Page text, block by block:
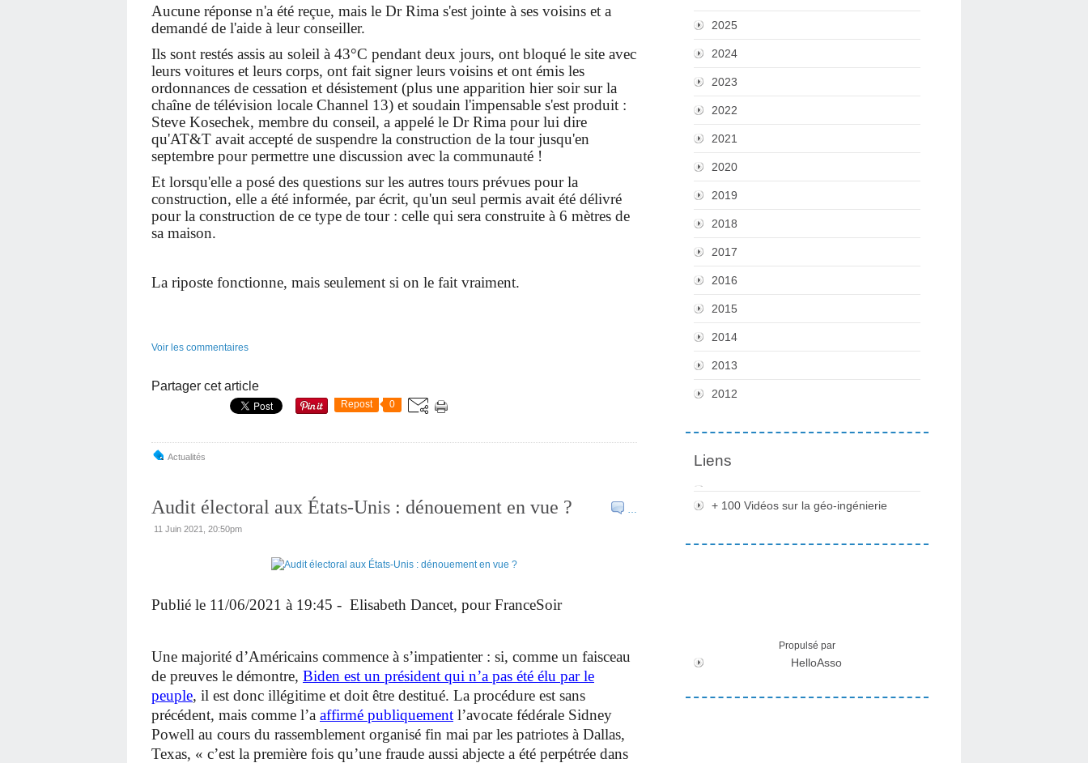
Aucune réponse n'a été reçue, mais le Dr Rima s'est jointe à ses voisins et a
demandé de l'aide à leur conseiller.
Ils sont restés assis au soleil à 43°C pendant deux jours, ont bloqué le site avec
leurs voitures et leurs corps, ont fait signer leurs voisins et ont émis les
ordonnances de cessation et désistement (plus une apparition hier soir sur la
chaîne de télévision locale Channel 13) et soudain l'impensable s'est produit :
Steve Kosechek, membre du conseil, a appelé le Dr Rima pour lui dire
qu'AT&T avait accepté de suspendre la construction de la tour jusqu'en
septembre pour permettre une discussion avec la communauté !
Et lorsqu'elle a posé des questions sur les autres tours prévues pour la
construction, elle a été informée, par écrit, qu'un seul permis avait été délivré
pour la construction de ce type de tour : celle qui sera construite à 6 mètres de
sa maison.
La riposte fonctionne, mais seulement si on le fait vraiment.
Voir les commentaires
Partager cet article
Repost 0
Actualités
…
Audit électoral aux États-Unis : dénouement en vue ?
11 Juin 2021, 20:50pm
Publié le 11/06/2021 à 19:45 - Elisabeth Dancet, pour FranceSoir
Une majorité d’Américains commence à s’impatienter : si, comme un faisceau
de preuves le démontre, Biden est un président qui n’a pas été élu par le
peuple, il est donc illégitime et doit être destitué. La procédure est sans
précédent, mais comme l’a affirmé publiquement l’avocate fédérale Sidney
Powell au cours du rassemblement organisé fin mai par les patriotes à Dallas,
Texas, « c’est la première fois qu’une fraude aussi abjecte a été perpétrée dans
2025
2024
2023
2022
2021
2020
2019
2018
2017
2016
2015
2014
2013
2012
Liens
+ 100 Vidéos sur la géo-ingénierie
Propulsé par
HelloAsso